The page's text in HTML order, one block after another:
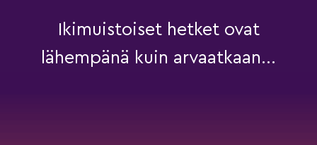
Ikimuistoiset hetket ovat
lähempänä kuin arvaatkaan...